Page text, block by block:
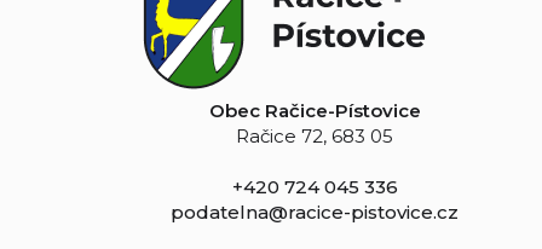
Obec Račice-Pístovice
Račice 72, 683 05
+420 724 045 336
podatelna@racice-pistovice.cz